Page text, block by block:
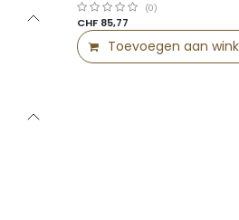
(0)
CHF 85,77
Toevoegen aan